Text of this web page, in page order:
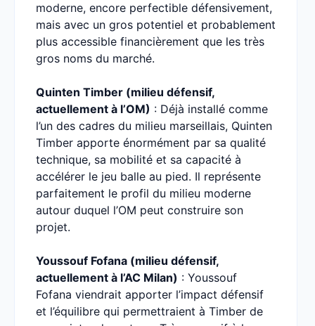
moderne, encore perfectible défensivement,
mais avec un gros potentiel et probablement
plus accessible financièrement que les très
gros noms du marché.
Quinten Timber (milieu défensif,
actuellement à l’OM) : Déjà installé comme
l’un des cadres du milieu marseillais, Quinten
Timber apporte énormément par sa qualité
technique, sa mobilité et sa capacité à
accélérer le jeu balle au pied. Il représente
parfaitement le profil du milieu moderne
autour duquel l’OM peut construire son
projet.
Youssouf Fofana (milieu défensif,
actuellement à l’AC Milan) : Youssouf
Fofana viendrait apporter l’impact défensif
et l’équilibre qui permettraient à Timber de